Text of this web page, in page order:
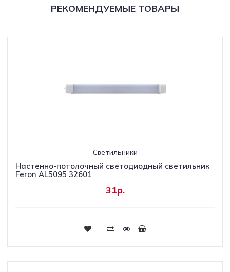
РЕКОМЕНДУЕМЫЕ ТОВАРЫ
Светильники
Настенно-потолочный светодиодный светильник
Feron AL5095 32601
31р.